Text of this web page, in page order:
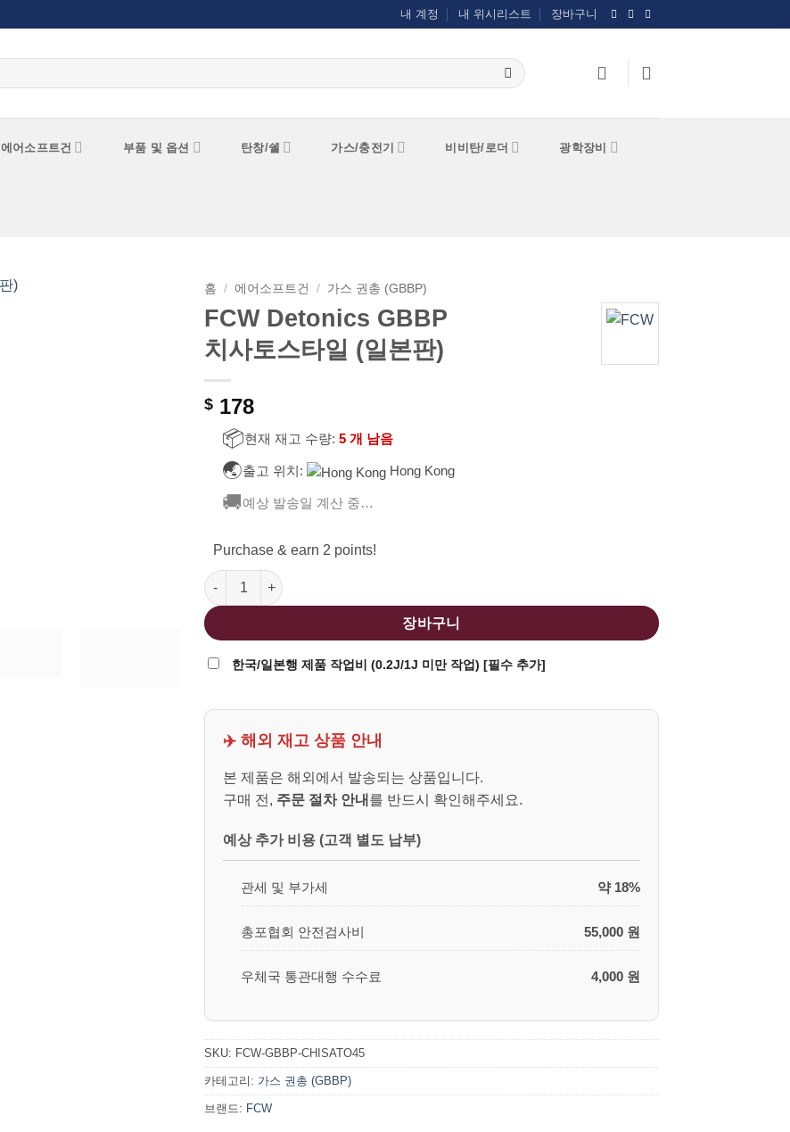
내 계정 내 위시리스트 장바구니
에어소프트건 부품 및 옵션 탄창/쉘 가스/충전기 비비탄/로더 광학장비
홈 / 에어소프트건 / 가스 권총 (GBBP)
FCW Detonics GBBP
치사토스타일 (일본판)
$ 178
📦현재 재고 수량: 5 개 남음
🌏출고 위치: Hong Kong
🚚예상 발송일 계산 중…
Purchase & earn 2 points!
FCW Detonics GBBP 치사토스타일 (일본판) 수량
장바구니
한국/일본행 제품 작업비 (0.2J/1J 미만 작업) [필수 추가]
✈️ 해외 재고 상품 안내
본 제품은 해외에서 발송되는 상품입니다.
구매 전, 주문 절차 안내 를 반드시 확인해주세요.
예상 추가 비용 (고객 별도 납부)
관세 및 부가세 약 18%
총포협회 안전검사비 55,000 원
우체국 통관대행 수수료 4,000 원
SKU: FCW-GBBP-CHISATO45
카테고리: 가스 권총 (GBBP)
브랜드: FCW